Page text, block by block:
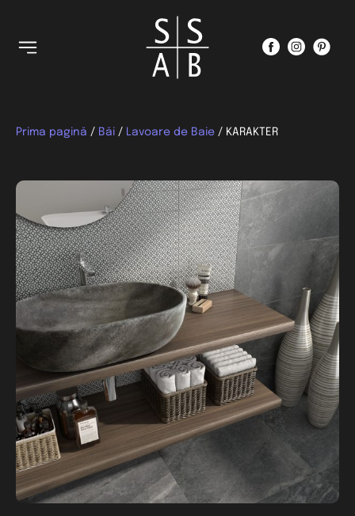
Prima pagină / Băi / Lavoare de Baie / KARAKTER